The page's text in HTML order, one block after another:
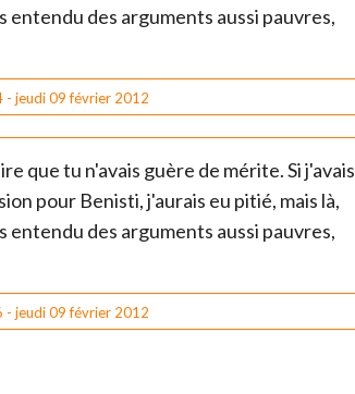
entendu des arguments aussi pauvres,
- jeudi 09 février 2012
que tu n'avais guère de mérite. Si j'avais
pour Benisti, j'aurais eu pitié, mais là,
entendu des arguments aussi pauvres,
- jeudi 09 février 2012